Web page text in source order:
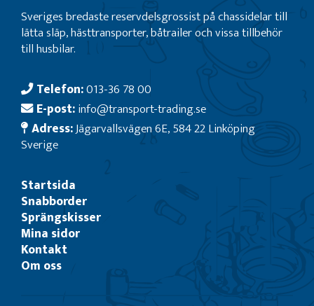
Sveriges bredaste reservdelsgrossist på chassidelar till
lätta släp, hästtransporter, båtrailer och vissa tillbehör
till husbilar.
Telefon:013-36 78 00
E-post:info@transport-trading.se
Adress:Jägarvallsvägen 6E, 584 22 Linköping
Sverige
Startsida
Snabborder
Sprängskisser
Mina sidor
Kontakt
Om oss